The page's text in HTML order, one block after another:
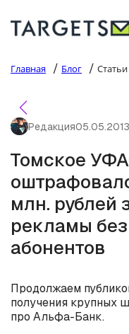
Главная / Блог / Статьи
Редакция05.05.2013
Томское
млн. рублей
рекламы
абонентов
Продолжаем
получения крупных
про Альфа-Банк.